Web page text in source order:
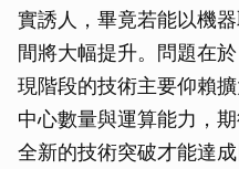
實誘人，畢竟若能以機
間將大幅提升。問題在
現階段的技術主要仰賴
中心數量與運算能力，
全新的技術突破才能達